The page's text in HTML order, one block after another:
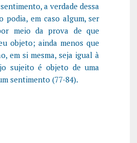
a verdade dessa
podia, em caso algum, ser
meio da prova de que
objeto; ainda menos que
em si mesma, seja igual à
sujeito é objeto de uma
sentimento (77-84).